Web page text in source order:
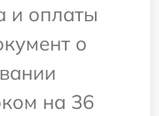
и оплаты
о
на 36